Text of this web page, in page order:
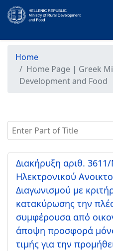
Home
Home Page | Greek
Development and Food
Enter Part of Title
Διακήρυξη αριθ.
Ηλεκτρονικού
Διαγωνισμού με
κατακύρωσης την
συμφέρουσα από
άποψη προσφορά
τιμής για την